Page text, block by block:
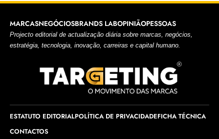
MARCASNEGÓCIOSBRANDS LABOPINIÃOPESSOAS
Projecto editorial de actualização diária sobre marcas, negócios,
estratégia, tecnologia, inovação, carreiras e capital humano.
ESTATUTO EDITORIALPOLÍTICA DE PRIVACIDADEFICHA TÉCNICA
CONTACTOS